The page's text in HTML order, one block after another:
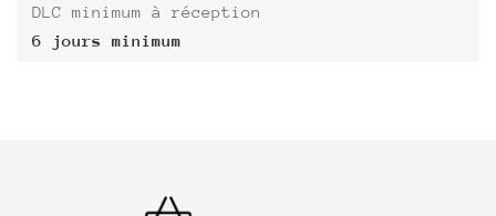
DLC minimum à réception
6 jours minimum